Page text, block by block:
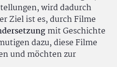
wird dadurch
Ziel ist es, durch Filme
mit Geschichte
dazu, diese Filme
und möchten zur